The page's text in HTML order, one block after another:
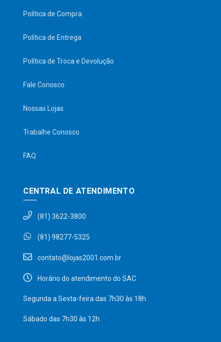
Política de Compra
Política de Entrega
Política de Troca e Devolução
Fale Conosco
Nossas Lojas
Trabalhe Conosco
FAQ
CENTRAL DE ATENDIMENTO
(81) 3622-3800
(81) 98277-5325
contato@lojas2001.com.br
Horário do atendimento do SAC
Segunda a Sexta-feira das 7h30 às 18h
Sábado das 7h30 às 12h